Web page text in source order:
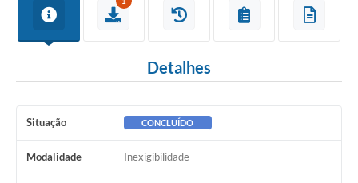
Detalhes
Situação CONCLUÍDO
Modalidade Inexigibilidade